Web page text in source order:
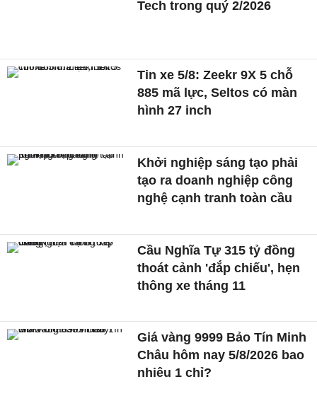
Tech trong quý 2/2026
Tin xe 5/8: Zeekr 9X 5 chỗ
885 mã lực, Seltos có màn
hình 27 inch
Khởi nghiệp sáng tạo phải
tạo ra doanh nghiệp công
nghệ cạnh tranh toàn cầu
Cầu Nghĩa Tự 315 tỷ đồng
thoát cảnh 'đắp chiếu', hẹn
thông xe tháng 11
Giá vàng 9999 Bảo Tín Minh
Châu hôm nay 5/8/2026 bao
nhiêu 1 chỉ?